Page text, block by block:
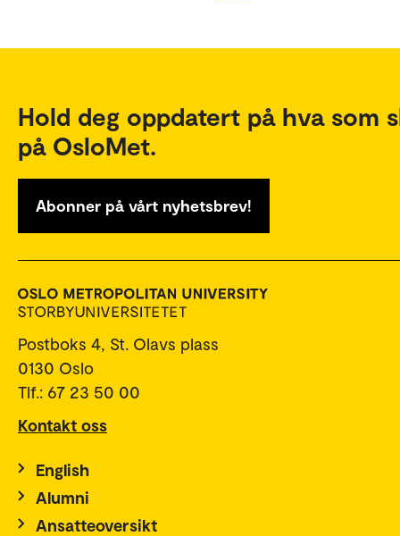
Hold deg oppdatert på hva som
på OsloMet.
Abonner på vårt nyhetsbrev!
Postboks 4, St. Olavs plass
0130 Oslo
Tlf.: 67 23 50 00
Kontakt oss
English
Alumni
Ansatteoversikt